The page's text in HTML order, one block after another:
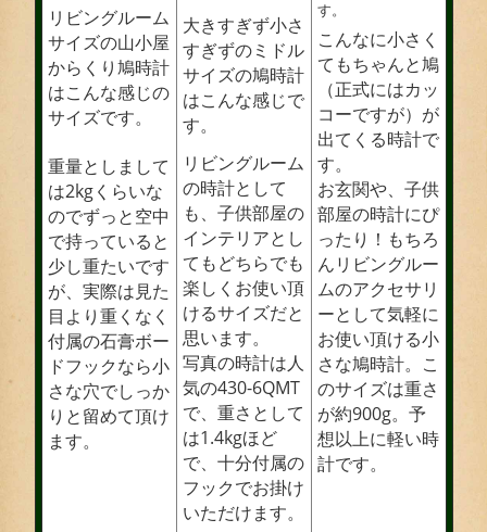
リビングルーム
サイズの山小屋
からくり鳩時計
はこんな感じの
サイズです。
重量としまして
は2kgくらいな
のでずっと空中
で持っていると
少し重たいです
が、実際は見た
目より重くなく
付属の石膏ボー
ドフックなら小
さな穴でしっか
りと留めて頂け
ます。
大きすぎず小さ
すぎずのミドル
サイズの鳩時計
はこんな感じで
す。
リビングルーム
の時計として
も、子供部屋の
インテリアとし
てもどちらでも
楽しくお使い頂
けるサイズだと
思います。
写真の時計は人
気の430-6QMT
で、重さとして
は1.4kgほど
で、十分付属の
フックでお掛け
いただけます。
す。
こんなに小さく
てもちゃんと鳩
（正式にはカッ
コーですが）が
出てくる時計で
す。
お玄関や、子供
部屋の時計にぴ
ったり！もちろ
んリビングルー
ムのアクセサリ
ーとして気軽に
お使い頂ける小
さな鳩時計。こ
のサイズは重さ
が約900g。予
想以上に軽い時
計です。